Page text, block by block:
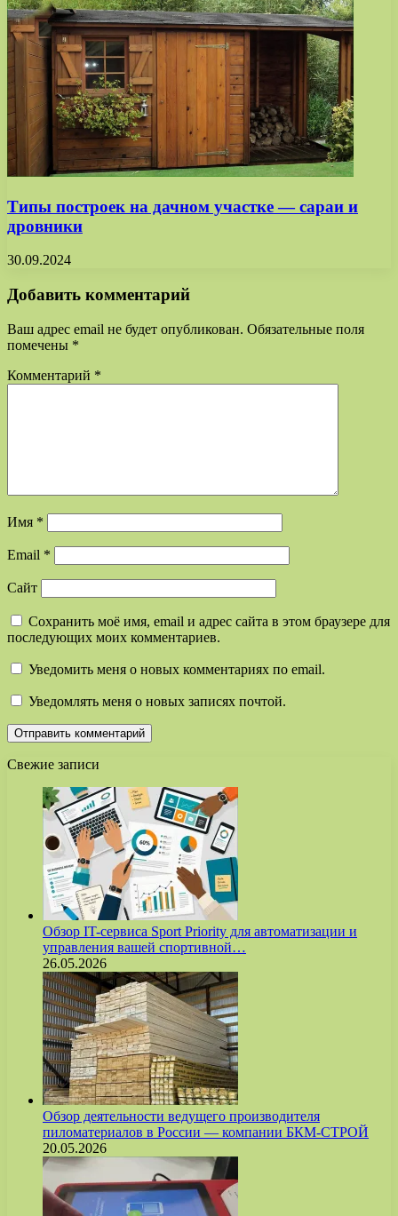
Типы построек на дачном участке — сараи и
дровники
30.09.2024
Добавить комментарий
Ваш адрес email не будет опубликован. Обязательные поля
помечены *
Комментарий *
Имя *
Email *
Сайт
Сохранить моё имя, email и адрес сайта в этом браузере для
последующих моих комментариев.
Уведомить меня о новых комментариях по email.
Уведомлять меня о новых записях почтой.
Свежие записи
Обзор IT-сервиса Sport Priority для автоматизации и
управления вашей спортивной…
26.05.2026
Обзор деятельности ведущего производителя
пиломатериалов в России — компании БКМ-СТРОЙ
20.05.2026